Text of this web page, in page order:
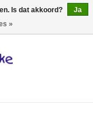
0 Artikelen - €0,00
Is dat akkoord?
Ja
»